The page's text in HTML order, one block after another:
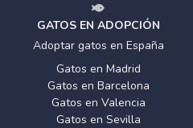
GATOS EN ADOPCIÓN
Adoptar gatos en España
Gatos en Madrid
Gatos en Barcelona
Gatos en Valencia
Gatos en Sevilla